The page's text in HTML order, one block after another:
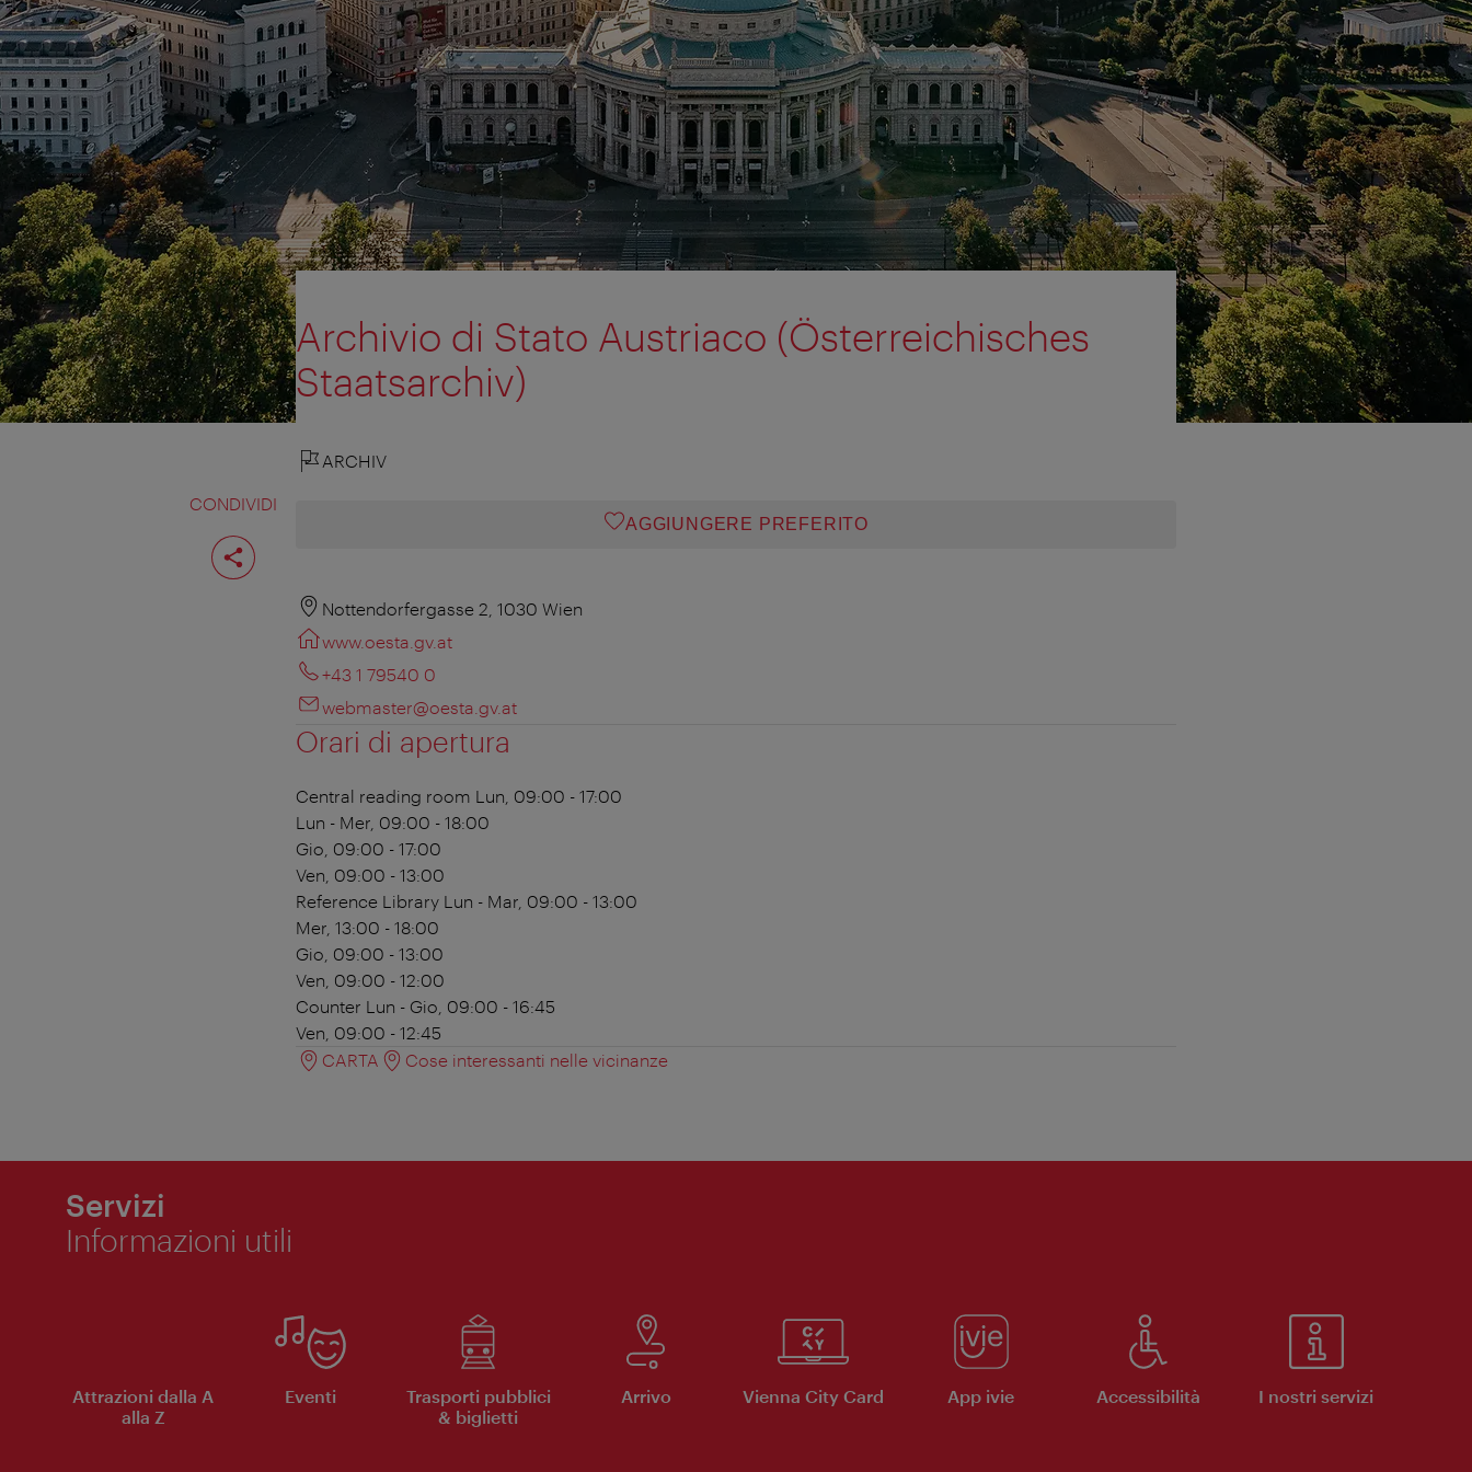
CONDIVIDI
Condividi
pagina
Archivio di Stato Austriaco (Österreichisches
Staatsarchiv)
ARCHIV
AGGIUNGERE PREFERITO
Nottendorfergasse 2, 1030 Wien
www.oesta.gv.at
+43 1 79540 0
webmaster@oesta.gv.at
Orari di apertura
Central reading room Lun, 09:00 - 17:00
Lun - Mer, 09:00 - 18:00
Gio, 09:00 - 17:00
Ven, 09:00 - 13:00
Reference Library Lun - Mar, 09:00 - 13:00
Mer, 13:00 - 18:00
Gio, 09:00 - 13:00
Ven, 09:00 - 12:00
Counter Lun - Gio, 09:00 - 16:45
Ven, 09:00 - 12:45
CARTA
Cose interessanti nelle vicinanze
Servizi
Informazioni utili
Attrazioni dalla A
alla Z
Eventi
Trasporti pubblici
& biglietti
Arrivo Vienna City Card App ivie Accessibilità I nostri servizi